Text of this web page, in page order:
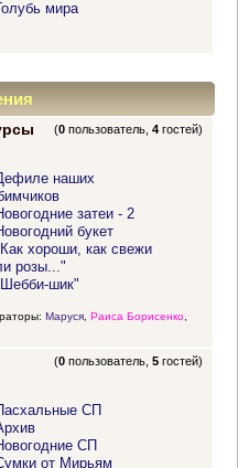
мира
(0 пользователь,4 гостей)
наших
затеи - 2
букет
хороши, как свежи
розы..."
шик"
Маруся, Раиса Борисенко,
(0 пользователь,5 гостей)
СП
СП
от Мирьям